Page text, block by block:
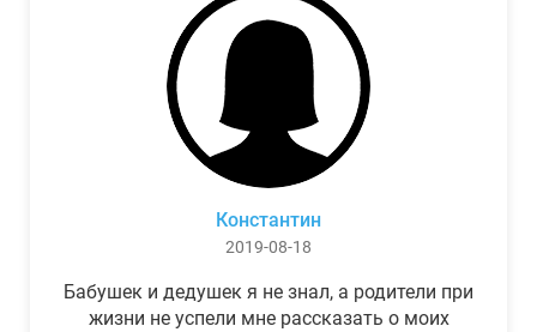
Константин
2019-08-18
Бабушек и дедушек я не знал, а родители при
жизни не успели мне рассказать о моих